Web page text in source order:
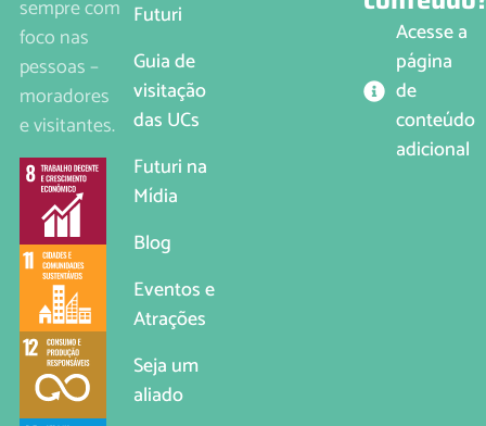
sempre com
foco nas
pessoas –
moradores
e visitantes.
Futuri
Guia de
visitação
das UCs
Futuri na
Mídia
Blog
Eventos e
Atrações
Seja um
aliado
Acesse a
página
de
conteúdo
adicional